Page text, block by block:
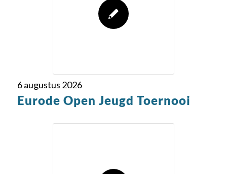
6 augustus 2026
Eurode Open Jeugd Toernooi